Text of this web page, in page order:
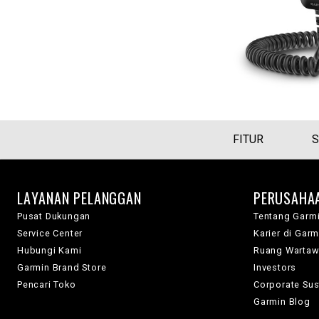
FITUR
LAYANAN PELANGGAN
Pusat Dukungan
Service Center
Hubungi Kami
Garmin Brand Store
Pencari Toko
Tentang
Karier di
Ruang
Investors
Corporate
Garmin Blog